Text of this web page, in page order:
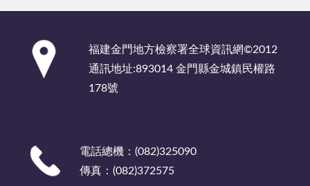
福建金門地方檢察署全球資訊網©2012
通訊地址:893014 金門縣金城鎮民權路
178號
電話總機：(082)325090
傳真：(082)372575